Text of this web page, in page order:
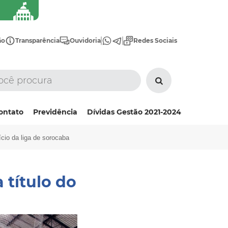
Transparência Ouvidoria Redes Sociais
Previdência Dívidas Gestão 2021-2024
da liga de sorocaba
título do